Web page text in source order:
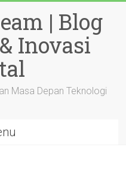
| Blog
Inovasi
Masa Depan Teknologi